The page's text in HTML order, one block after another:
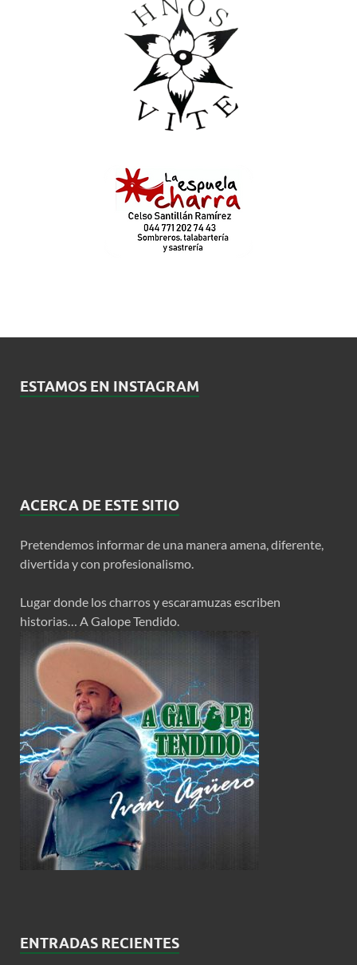
ESTAMOS EN INSTAGRAM
ACERCA DE ESTE SITIO
Pretendemos informar de una manera amena, diferente,
divertida y con profesionalismo.
Lugar donde los charros y escaramuzas escriben
historias… A Galope Tendido.
ENTRADAS RECIENTES